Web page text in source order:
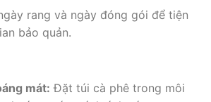
rang và ngày đóng gói để tiện
bảo quản.
mát: Đặt túi cà phê trong môi